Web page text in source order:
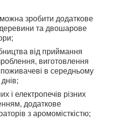
зробити додаткове
та двошарове
від приймання
виготовлення
в середньому
і електропечів різних
додаткове
з аромомісткістю;